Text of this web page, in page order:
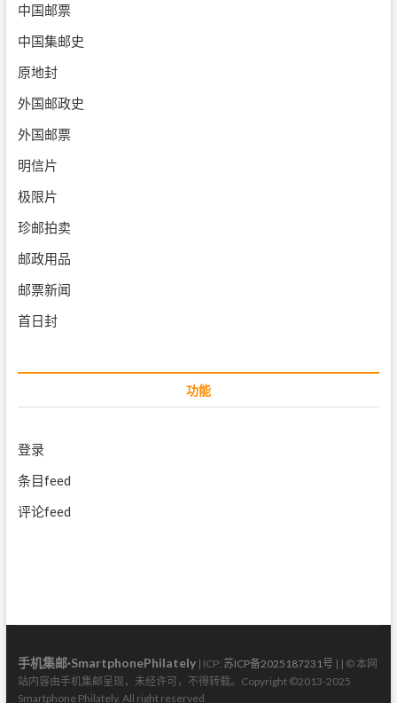
中国邮票
中国集邮史
原地封
外国邮政史
外国邮票
明信片
极限片
珍邮拍卖
邮政用品
邮票新闻
首日封
功能
登录
条目feed
评论feed
手机集邮·SmartphonePhilately| ICP: 苏ICP备2025187231号 | | © 本网
站内容由手机集邮呈现，未经许可，不得转载。Copyright ©2013-2025
Smartphone Philately. All right reserved